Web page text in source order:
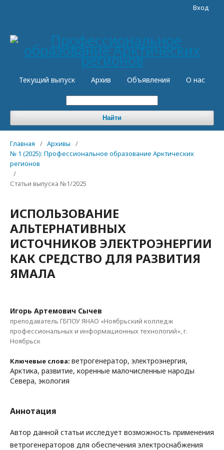
Текущий выпуск Архив Объявления О нас
Найти
Вход
Главная / Архивы
/
№ 1 (2025): Профессиональное образование Арктических
регионов
/
Статьи выпуска №1/2025
ИСПОЛЬЗОВАНИЕ
АЛЬТЕРНАТИВНЫХ
ИСТОЧНИКОВ ЭЛЕКТРОЭНЕРГИИ
КАК СРЕДСТВО ДЛЯ РАЗВИТИЯ
ЯМАЛА
Игорь Артемович Сычев
преподаватель ГБПОУ ЯНАО «Ноябрьский колледж
профессиональных и информационных технологий», г.
Ноябрьск
Ключевые слова: ветрогенератор, электроэнергия,
Арктика, развитие, коренные малочисленные народы
Севера, экология
Аннотация
Автор данной статьи исследует возможность применения
ветрогенераторов для обеспечения электроснабжения